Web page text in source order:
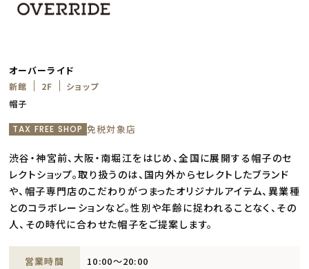
オーバーライド
新館 2F
ショップ
帽子
TAX FREE SHOP 免税対象店
渋谷・神宮前、大阪・南堀江をはじめ、全国に展開する帽子のセ
レクトショップ。取り扱うのは、国内外からセレクトしたブランド
や、帽子専門店のこだわりがつまったオリジナルアイテム、異業種
とのコラボレーションなど。性別や年齢に捉われることなく、その
人、その時代に合わせた帽子をご提案します。
営業時間 10:00～20:00